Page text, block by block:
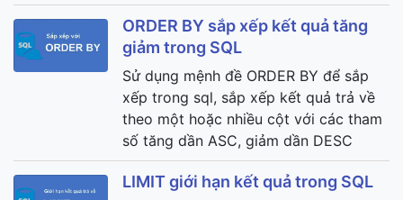
ORDER BY sắp xếp kết quả tăng
giảm trong SQL
Sử dụng mệnh đề ORDER BY để sắp
xếp trong sql, sắp xếp kết quả trả về
theo một hoặc nhiều cột với các tham
số tăng dần ASC, giảm dần DESC
LIMIT giới hạn kết quả trong SQL